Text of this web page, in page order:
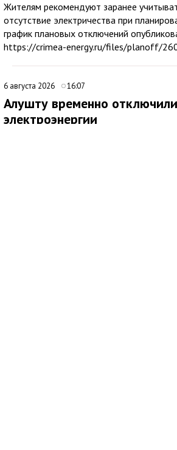
Жителям рекомендуют заранее
отсутствие электричества при
график плановых отключений
https://crimea-energy.ru/files/planoff/
6 августа 2026 16:07
Алушту временно
электроэнергии